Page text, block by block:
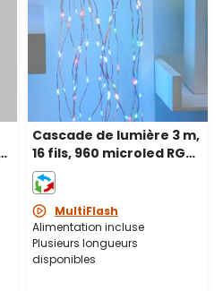
Cascade de lumière 3 m,
16 fils, 960 microled RGB
couleurs changeantes,
câble métal cuivré
MultiFlash
Alimentation incluse
Plusieurs longueurs
disponibles